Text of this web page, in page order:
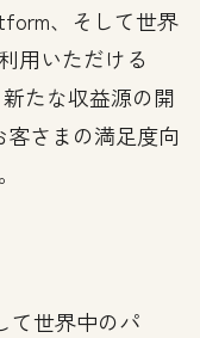
、そして世界
用いただける
たな収益源の開
さまの満足度向
て世界中のパ